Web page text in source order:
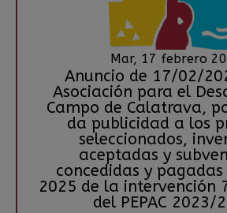
Mar, 17 febrero
Anuncio de 17/02/
Asociación para el
Campo de Calatrava,
da publicidad a los
seleccionados,
aceptadas y
concedidas y
2025 de la intervención
del PEPAC 2023/